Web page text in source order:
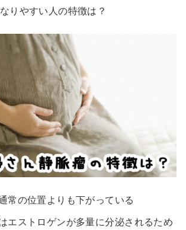
りやすい人の特徴は？
常の位置よりも下がっている
エストロゲンが多量に分泌されるため